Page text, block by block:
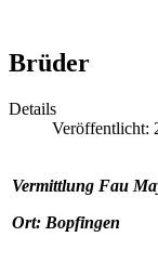
Brüder
Details
Veröffentlicht:
Vermittlung Fau
Ort: Bopfingen